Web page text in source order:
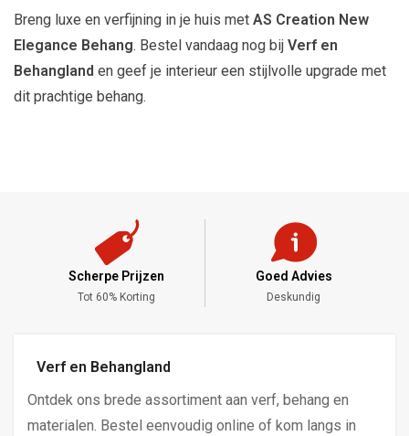
Breng luxe en verfijning in je huis met AS Creation New
Elegance Behang. Bestel vandaag nog bij Verf en
Behangland en geef je interieur een stijlvolle upgrade met
dit prachtige behang.
Scherpe Prijzen
Tot 60% Korting
Goed Advies
Deskundig
Verf en Behangland
Ontdek ons brede assortiment aan verf, behang en
materialen. Bestel eenvoudig online of kom langs in